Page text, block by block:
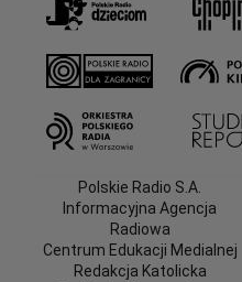
Polskie Radio S.A.
Informacyjna Agencja
Radiowa
Centrum Edukacji Medialnej
Redakcja Katolicka